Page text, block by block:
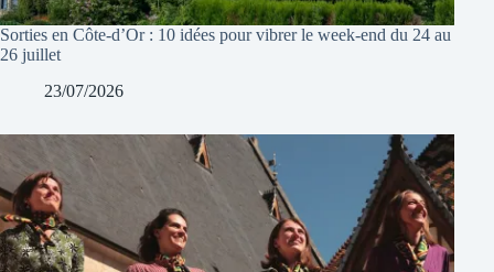
Sorties en Côte-d’Or : 10 idées pour vibrer le week-end du 24 au
26 juillet
23/07/2026